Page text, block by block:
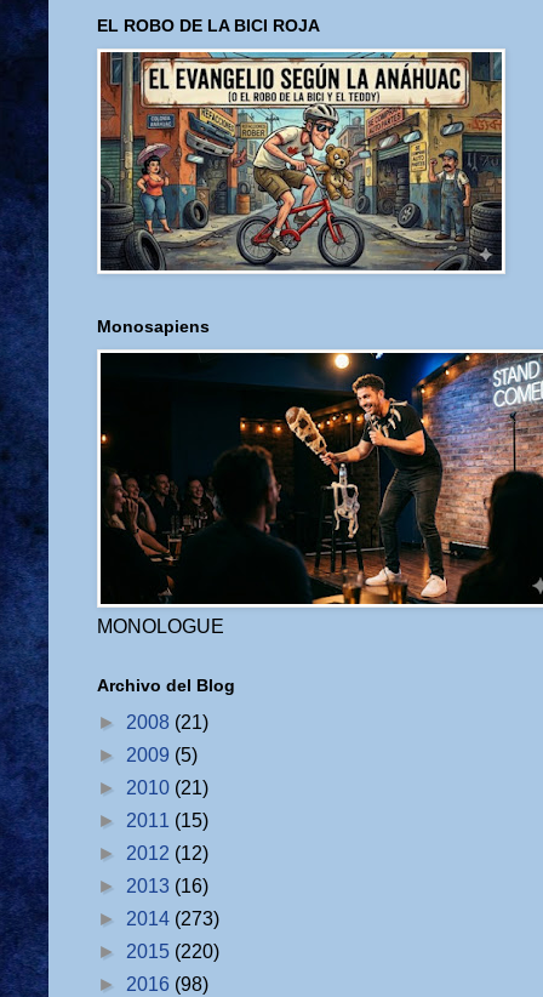
EL ROBO DE LA BICI ROJA
Monosapiens
MONOLOGUE
Archivo del Blog
► 2008 (21)
► 2009 (5)
► 2010 (21)
► 2011 (15)
► 2012 (12)
► 2013 (16)
► 2014 (273)
► 2015 (220)
► 2016 (98)